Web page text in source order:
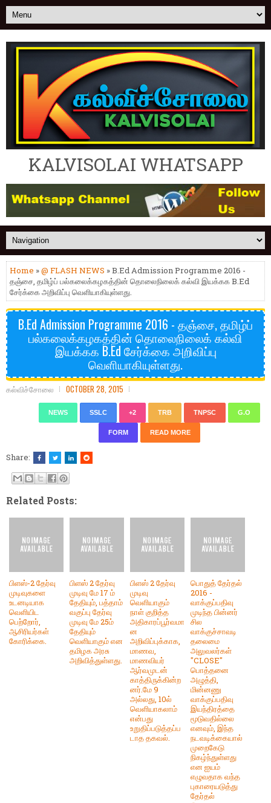
KALVISOLAI WHATSAPP
Home »@ FLASH NEWS » B.Ed Admission Programme 2016 -
தஞ்சை, தமிழ்ப் பல்கலைக்கழகத்தின் தொலைநிலைக் கல்வி இயக்கக B.Ed
சேர்க்கை அறிவிப்பு வெளியாகியுள்ளது.
B.Ed Admission Programme 2016 - தஞ்சை, தமிழ்ப்
பல்கலைக்கழகத்தின் தொலைநிலைக் கல்வி
இயக்கக B.Ed சேர்க்கை அறிவிப்பு
வெளியாகியுள்ளது.
கல்விச்சோலை OCTOBER 28, 2015
NEWS SSLC +2 TRB TNPSC G.O
FORM READ MORE
Share:
Related Posts:
பிளஸ்-2 தேர்வு
முடிவுகளை
உடனடியாக
வெளியிட
பெற்றோர்,
ஆசிரியர்கள்
கோரிக்கை.
பிளஸ் 2 தேர்வு
முடிவு மே 17 ம்
தேதியும், பத்தாம்
வகுப்பு தேர்வு
முடிவு மே 25ம்
தேதியும்
வெளியாகும் என
தமிழக அரசு
அறிவித்துள்ளது.
பிளஸ் 2 தேர்வு
முடிவு
வெளியாகும்
நாள் குறித்த
அதிகாரப்பூர்வமா
ன
அறிவிப்புக்காக,
மாணவ,
மாணவியர்
ஆர்வமுடன்
காத்திருக்கின்ற
னர்.மே 9
அல்லது, 10ல்
வெளியாகலாம்
என்பது
உறுதிப்படுத்தப்ப
டாத தகவல்.
பொதுத் தேர்தல்
2016 -
வாக்குப்பதிவு
முடிந்த பின்னர்
சில
வாக்குச்சாவடி
தலைமை
அலுவலர்கள்
"CLOSE"
பொத்தனை
அழுத்தி,
மின்னணு
வாக்குப்பதிவு
இயந்திரத்தை
மூடுவதில்லை
எனவும், இந்த
நடவடிக்கையால்
முறைகேடு
நிகழ்ந்துள்ளது
என ஐயம்
எழுவதாக வந்த
புகாரையடுத்து
தேர்தல்